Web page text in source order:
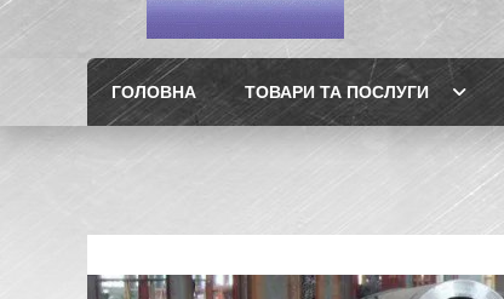
ГОЛОВНА ТОВАРИ ТА ПОСЛУГИ